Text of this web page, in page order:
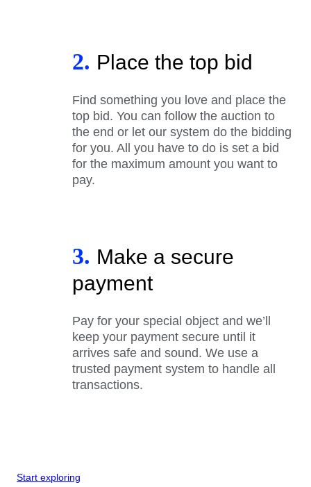
2. Place the top bid
Find something you love and place the
top bid. You can follow the auction to
the end or let our system do the bidding
for you. All you have to do is set a bid
for the maximum amount you want to
pay.
3. Make a secure
payment
Pay for your special object and we’ll
keep your payment secure until it
arrives safe and sound. We use a
trusted payment system to handle all
transactions.
Start exploring